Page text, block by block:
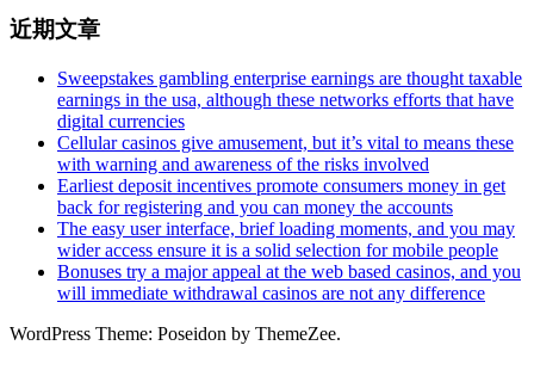
近期文章
Sweepstakes gambling enterprise earnings are thought taxable
earnings in the usa, although these networks efforts that have
digital currencies
Cellular casinos give amusement, but it’s vital to means these
with warning and awareness of the risks involved
Earliest deposit incentives promote consumers money in get
back for registering and you can money the accounts
The easy user interface, brief loading moments, and you may
wider access ensure it is a solid selection for mobile people
Bonuses try a major appeal at the web based casinos, and you
will immediate withdrawal casinos are not any difference
WordPress Theme: Poseidon by ThemeZee.